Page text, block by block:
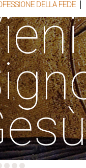
DELLA FEDE